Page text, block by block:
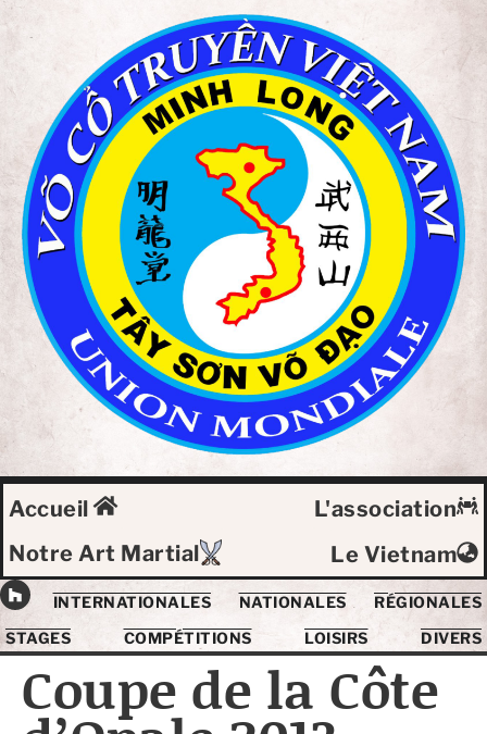
Accueil
L'association
Notre Art Martial
Le Vietnam
INTERNATIONALES NATIONALES
RÉGIONALES
STAGES
COMPÉTITIONS LOISIRS DIVERS
Coupe de la Côte